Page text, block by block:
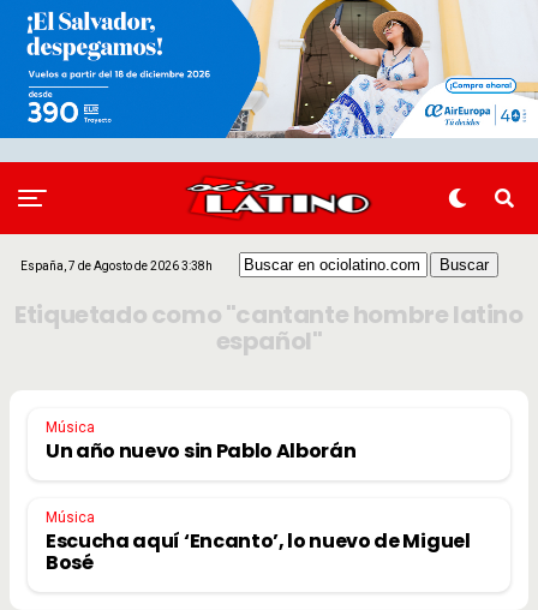
España, 7 de Agosto de 2026 3:38h
Etiquetado como "cantante hombre latino
español"
Música
Un año nuevo sin Pablo Alborán
Música
Escucha aquí ‘Encanto’, lo nuevo de Miguel
Bosé